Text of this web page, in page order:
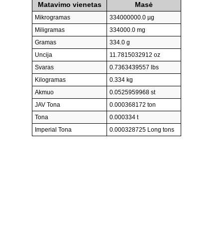
Matavimo vienetas Masė
Mikrogramas
334000000.0 µg
Miligramas
334000.0 mg
Gramas
334.0 g
Uncija
11.7815032912 oz
Svaras
0.7363439557 lbs
Kilogramas
0.334 kg
Akmuo
0.0525959968 st
JAV Tona
0.000368172 ton
Tona
0.000334 t
Imperial Tona
0.000328725 Long tons